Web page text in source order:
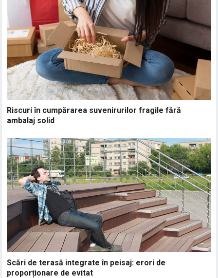
Riscuri în cumpărarea suvenirurilor fragile fără
ambalaj solid
Scări de terasă integrate în peisaj: erori de
proporționare de evitat